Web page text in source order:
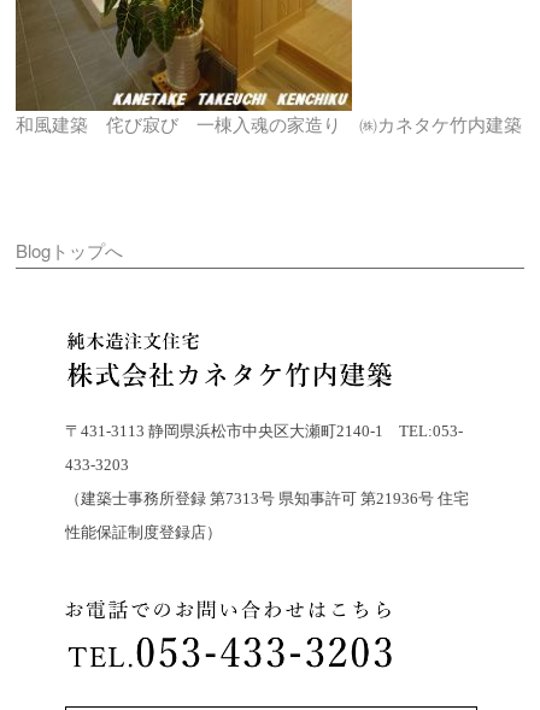
和風建築 侘び寂び 一棟入魂の家造り ㈱カネタケ竹内建築
Blogトップへ
〒431-3113 静岡県浜松市中央区大瀬町2140-1 TEL:053-
433-3203
（建築士事務所登録 第7313号 県知事許可 第21936号 住宅
性能保証制度登録店）